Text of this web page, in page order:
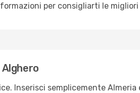
per consigliarti le
Inserisci semplicemente